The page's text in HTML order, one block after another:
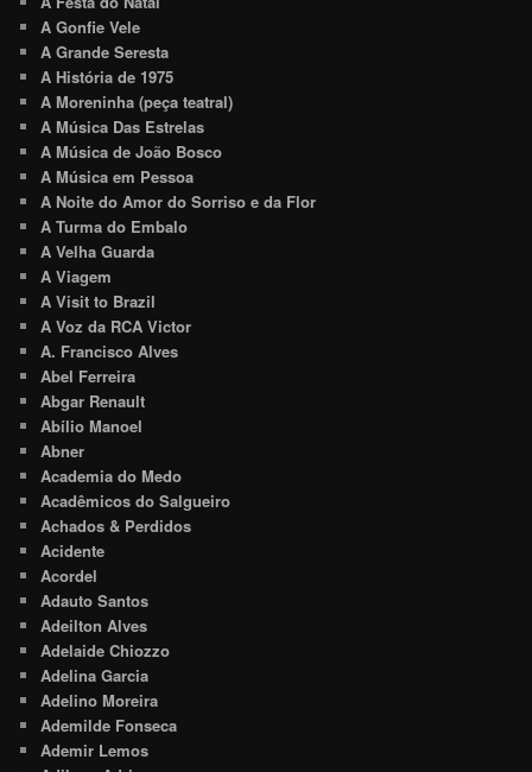
A Gonfie Vele
A Grande Seresta
A História de 1975
A Moreninha (peça teatral)
A Música Das Estrelas
A Música de João Bosco
A Música em Pessoa
A Noite do Amor do Sorriso e da Flor
A Turma do Embalo
A Velha Guarda
A Viagem
A Visit to Brazil
A Voz da RCA Victor
A. Francisco Alves
Abel Ferreira
Abgar Renault
Abílio Manoel
Abner
Academia do Medo
Acadêmicos do Salgueiro
Achados & Perdidos
Acidente
Acordel
Adauto Santos
Adeilton Alves
Adelaide Chiozzo
Adelina Garcia
Adelino Moreira
Ademilde Fonseca
Ademir Lemos